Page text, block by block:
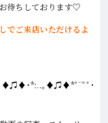
待ちしております♡
でご来店いただけるよ
･*:..｡♦♫♦*ﾟ¨ﾟﾟ･